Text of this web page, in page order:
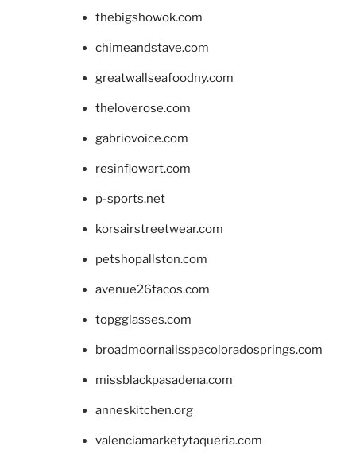
thebigshowok.com
chimeandstave.com
greatwallseafoodny.com
theloverose.com
gabriovoice.com
resinflowart.com
p-sports.net
korsairstreetwear.com
petshopallston.com
avenue26tacos.com
topgglasses.com
broadmoornailsspacoloradosprings.com
missblackpasadena.com
anneskitchen.org
valenciamarketytaqueria.com